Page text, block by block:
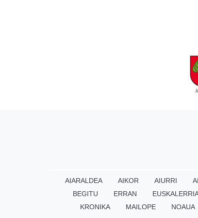
AIARALDEA AIKOR AIURRI
BEGITU
ERRAN
KRONIKA
MAILOPE NOAUA